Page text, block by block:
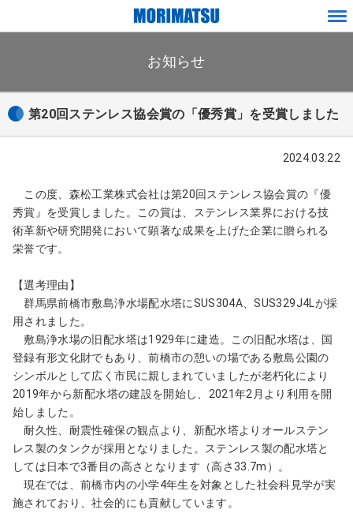
動
す
サ
イ
ト
内
共
通
メ
ニ
ュ
ー
に
メ
お知らせ
第20回ステンレス協会賞の「優秀賞」を受賞しました
2024.03.22
この度、森松工業株式会社は第20回ステンレス協会賞の『優
秀賞』を受賞しました。この賞は、ステンレス業界における技
術革新や研究開発において顕著な成果を上げた企業に贈られる
栄誉です。
【選考理由】
群馬県前橋市敷島浄水場配水塔にSUS304A、SUS329J4Lが採
用されました。
敷島浄水場の旧配水塔は1929年に建造。この旧配水塔は、国
登録有形文化財でもあり、前橋市の憩いの場である敷島公園の
シンボルとして広く市民に親しまれていましたが老朽化により
2019年から新配水塔の建設を開始し、2021年2月より利用を開
始しました。
耐久性、耐震性確保の観点より、新配水塔よりオールステン
レス製のタンクが採用となりました。ステンレス製の配水塔と
しては日本で3番目の高さとなります（高さ33.7m）。
現在では、前橋市内の小学4年生を対象とした社会科見学が実
施されており、社会的にも貢献しています。